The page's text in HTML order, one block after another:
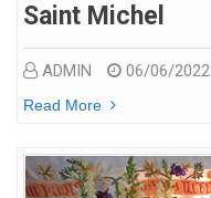
Saint Michel
ADMIN 06/06/2022
Read More